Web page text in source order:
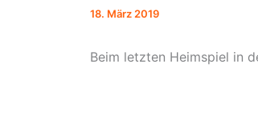
18. März 2019
Beim letzten Heimspiel in